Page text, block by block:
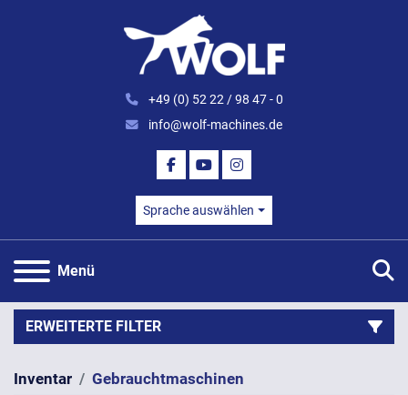
+49 (0) 52 22 / 98 47 - 0
info@wolf-machines.de
FACEBOOK
YOUTUBEINSTAGRAM
Sprache auswählen
Menü
ERWEITERTE FILTER
Kategorie
Inventar Gebrauchtmaschinen